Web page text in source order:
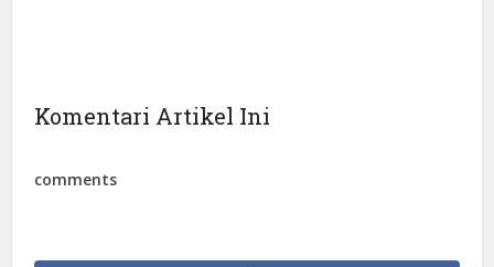
Komentari Artikel Ini
comments